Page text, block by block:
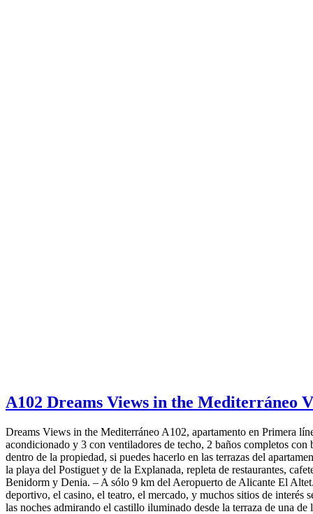
A102 Dreams Views in the Mediterráneo
Dreams Views in the Mediterráneo A102, apartamento en Primera
acondicionado y 3 con ventiladores de techo, 2 baños completos
dentro de la propiedad, si puedes hacerlo en las terrazas del
la playa del Postiguet y de la Explanada, repleta de restaurantes,
Benidorm y Denia. – A sólo 9 km del Aeropuerto de Alicante El
deportivo, el casino, el teatro, el mercado, y muchos sitios de interés
las noches admirando el castillo iluminado desde la terraza de una de